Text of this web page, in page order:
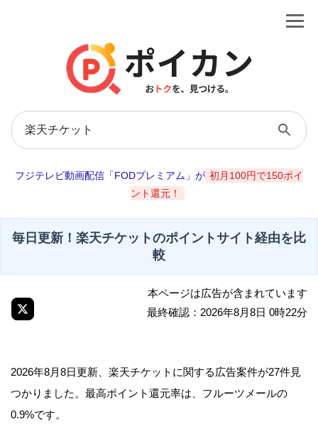
フジテレビ動画配信「FODプレミアム」が 初月100円で150ポイ
ント還元！
毎日更新！楽天チケットのポイントサイト経由を比
較
本ページは広告が含まれています
最終確認：2026年8月8日 0時22分
2026年8月8日更新、楽天チケットに関する広告案件が27件見
つかりました。最高ポイント還元率は、フルーツメールの
0.9%です。